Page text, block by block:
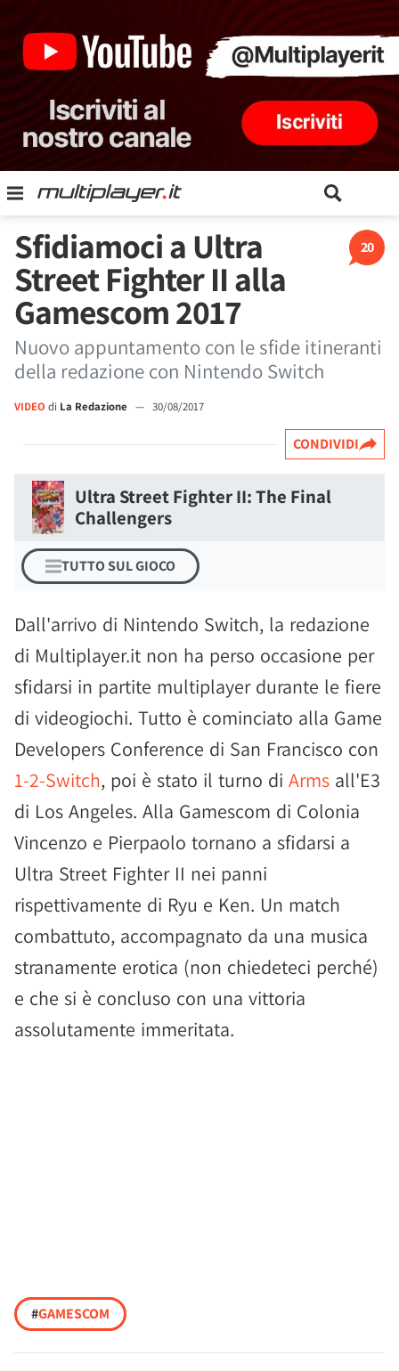
20
Sfidiamoci a Ultra
Street Fighter II alla
Gamescom 2017
Nuovo appuntamento con le sfide itineranti
della redazione con Nintendo Switch
VIDEO di La Redazione — 30/08/2017
CONDIVIDI
Ultra Street Fighter II: The Final
Challengers
TUTTO SUL GIOCO
Dall'arrivo di Nintendo Switch, la redazione
di Multiplayer.it non ha perso occasione per
sfidarsi in partite multiplayer durante le fiere
di videogiochi. Tutto è cominciato alla Game
Developers Conference di San Francisco con
1-2-Switch, poi è stato il turno di Arms all'E3
di Los Angeles. Alla Gamescom di Colonia
Vincenzo e Pierpaolo tornano a sfidarsi a
Ultra Street Fighter II nei panni
rispettivamente di Ryu e Ken. Un match
combattuto, accompagnato da una musica
stranamente erotica (non chiedeteci perché)
e che si è concluso con una vittoria
assolutamente immeritata.
#GAMESCOM